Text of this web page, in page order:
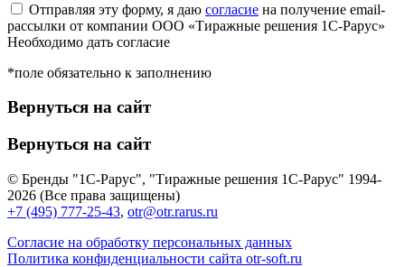
Отправляя эту форму, я даю согласие на получение email-
рассылки от компании ООО «Тиражные решения 1С-Рарус»
Необходимо дать согласие
*поле обязательно к заполнению
Вернуться на сайт
Вернуться на сайт
© Бренды "1С-Рарус", "Тиражные решения 1С-Рарус" 1994-
2026 (Все права защищены)
+7 (495) 777-25-43, otr@otr.rarus.ru
Согласие на обработку персональных данных
Политика конфиденциальности сайта otr-soft.ru